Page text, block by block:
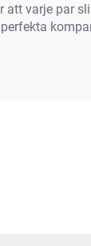
varje par